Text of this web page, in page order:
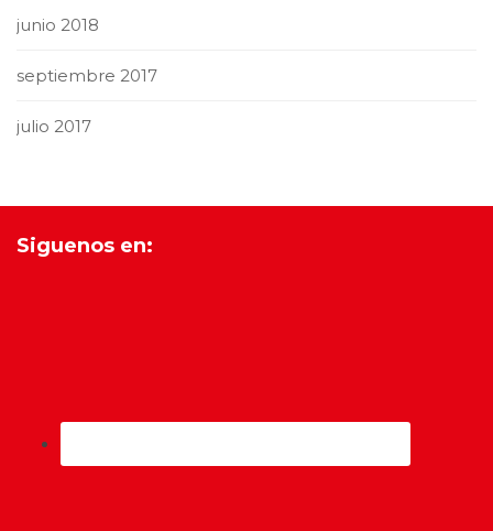
junio 2018
septiembre 2017
julio 2017
Siguenos en: